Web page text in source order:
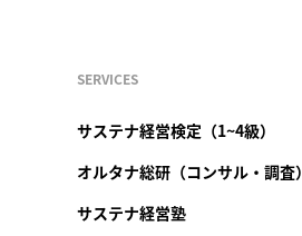
SERVICES
サステナ経営検定（1~4級）
オルタナ総研（コンサル・調査）
サステナ経営塾